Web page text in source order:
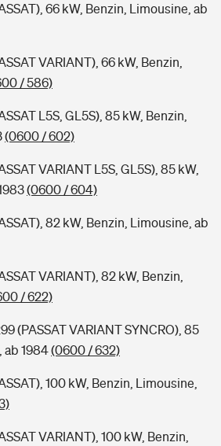
66 kW, Benzin, Limousine, ab
VARIANT), 66 kW, Benzin,
/ 586)
L5S, GL5S), 85 kW, Benzin,
(0600 / 602)
VARIANT L5S, GL5S), 85 kW,
(0600 / 604)
82 kW, Benzin, Limousine, ab
VARIANT), 82 kW, Benzin,
/ 622)
(PASSAT VARIANT SYNCRO), 85
ab 1984(0600 / 632)
100 kW, Benzin, Limousine,
VARIANT), 100 kW, Benzin,